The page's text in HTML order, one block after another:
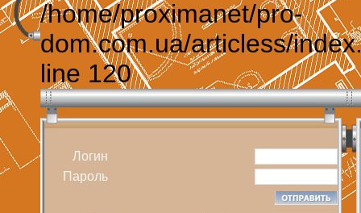
/home/proximanet/pro-
dom.com.ua/articless/
line 120
Логин
Пароль